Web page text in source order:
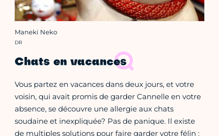
Maneki Neko
Crédit photo :
DR
Chats en vacances
Vous partez en vacances dans deux jours, et votre
voisin, qui avait promis de garder Cannelle en votre
absence, se découvre une allergie aux chats
soudaine et inexpliquée? Pas de panique. Il existe
de multiples solutions pour faire garder votre félin :